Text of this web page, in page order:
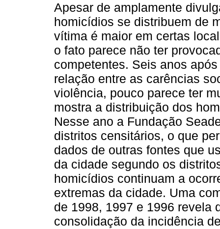
Apesar de amplamente
homicídios se distribuem de
vítima é maior em certas
o fato parece não ter
competentes. Seis anos
relação entre as carências
violência, pouco parece ter
mostra a distribuição dos
Nesse ano a Fundação
distritos censitários, o que
dados de outras fontes que
da cidade segundo os
homicídios continuam a
extremas da cidade. Uma
de 1998, 1997 e 1996 revela
consolidação da incidência